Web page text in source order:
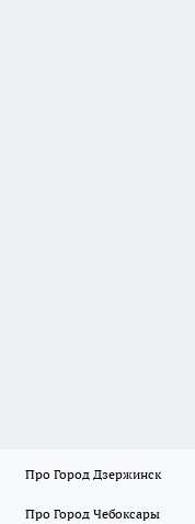
Про Город Дзержинск
Про Город Чебоксары